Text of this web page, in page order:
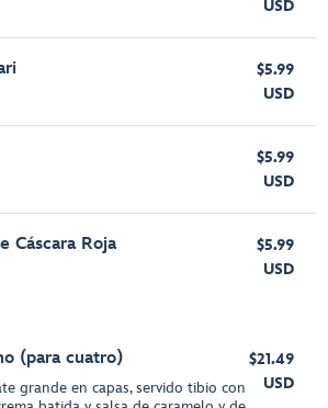
USD
$5.99
USD
$5.99
USD
Cáscara Roja
$5.99
USD
(para cuatro)
grande en capas, servido tibio con
$21.49
USD